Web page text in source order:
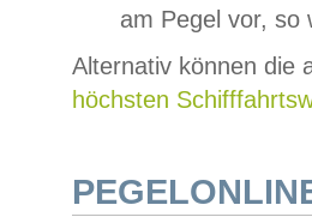
am Pegel vor,
Alternativ können die
höchsten